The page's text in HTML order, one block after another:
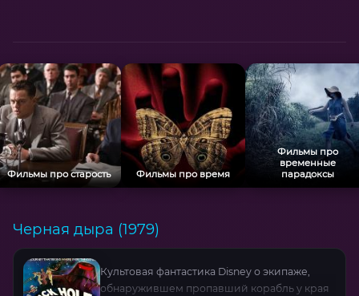
Фильмы про старость Фильмы про время
Фильмы про
временные
парадоксы
Черная дыра (1979)
Культовая фантастика Disney о экипаже,
обнаружившем пропавший корабль у края